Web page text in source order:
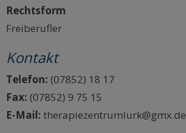
Rechtsform
Freiberufler
Kontakt
Telefon: (07852) 18 17
Fax: (07852) 9 75 15
E-Mail: therapiezentrumlurk@gmx.de